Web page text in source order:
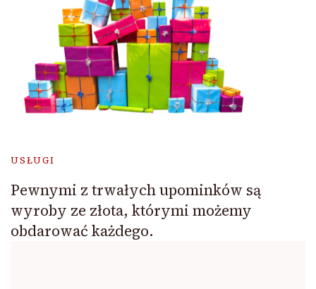
USŁUGI
Pewnymi z trwałych upominków są
wyroby ze złota, którymi możemy
obdarować każdego.